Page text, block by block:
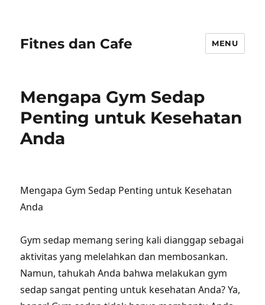
Fitnes dan Cafe MENU
Mengapa Gym Sedap
Penting untuk Kesehatan
Anda
Mengapa Gym Sedap Penting untuk Kesehatan
Anda
Gym sedap memang sering kali dianggap sebagai
aktivitas yang melelahkan dan membosankan.
Namun, tahukah Anda bahwa melakukan gym
sedap sangat penting untuk kesehatan Anda? Ya,